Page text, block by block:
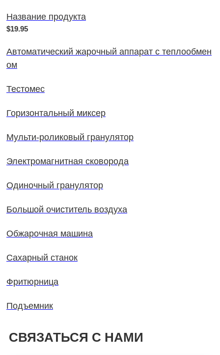
Название продукта
$19.95
Автоматический жарочный аппарат с теплообмен
ом
Тестомес
Горизонтальный миксер
Мульти-роликовый гранулятор
Электромагнитная сковорода
Одиночный гранулятор
Большой очиститель воздуха
Обжарочная машина
Сахарный станок
Фритюрница
Подъемник
СВЯЗАТЬСЯ С НАМИ